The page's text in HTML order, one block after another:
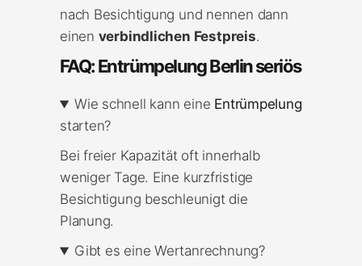
nach Besichtigung und nennen dann
einen verbindlichen Festpreis.
FAQ: Entrümpelung Berlin seriös
Wie schnell kann eine Entrümpelung
starten?
Bei freier Kapazität oft innerhalb
weniger Tage. Eine kurzfristige
Besichtigung beschleunigt die
Planung.
Gibt es eine Wertanrechnung?